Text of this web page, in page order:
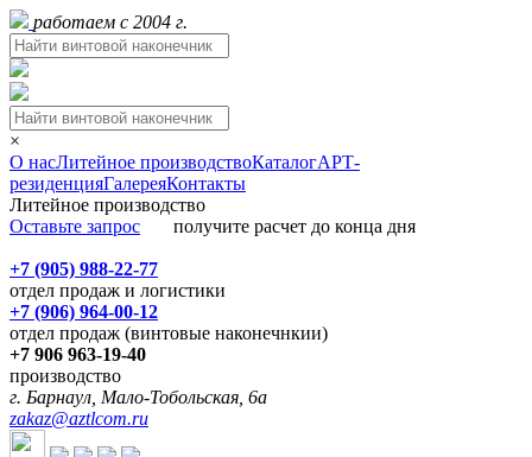
работаем с 2004 г.
×
О насЛитейное производствоКаталогАРТ-
резиденцияГалереяКонтакты
Литейное производство
Оставьте запрос получите расчет до конца дня
+7 (905) 988-22-77
отдел продаж и логистики
+7 (906) 964-00-12
отдел продаж (винтовые наконечнкии)
+7 906 963-19-40
производство
г. Барнаул, Мало-Тобольская, 6а
zakaz@aztlcom.ru